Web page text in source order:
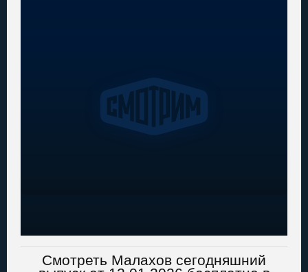
Смотреть Малахов сегодняшний